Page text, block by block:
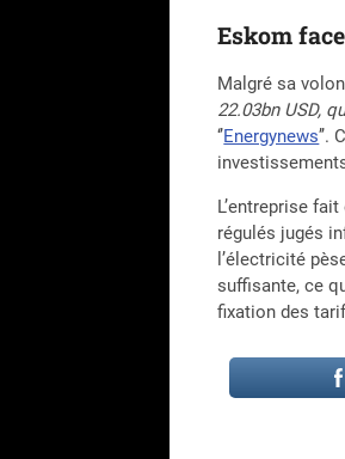
Eskom
Malgré sa
22.03bn USD,
‘’Energynews
L’entreprise
régulés jugés
l’électricité
suffisante, ce
fixation des